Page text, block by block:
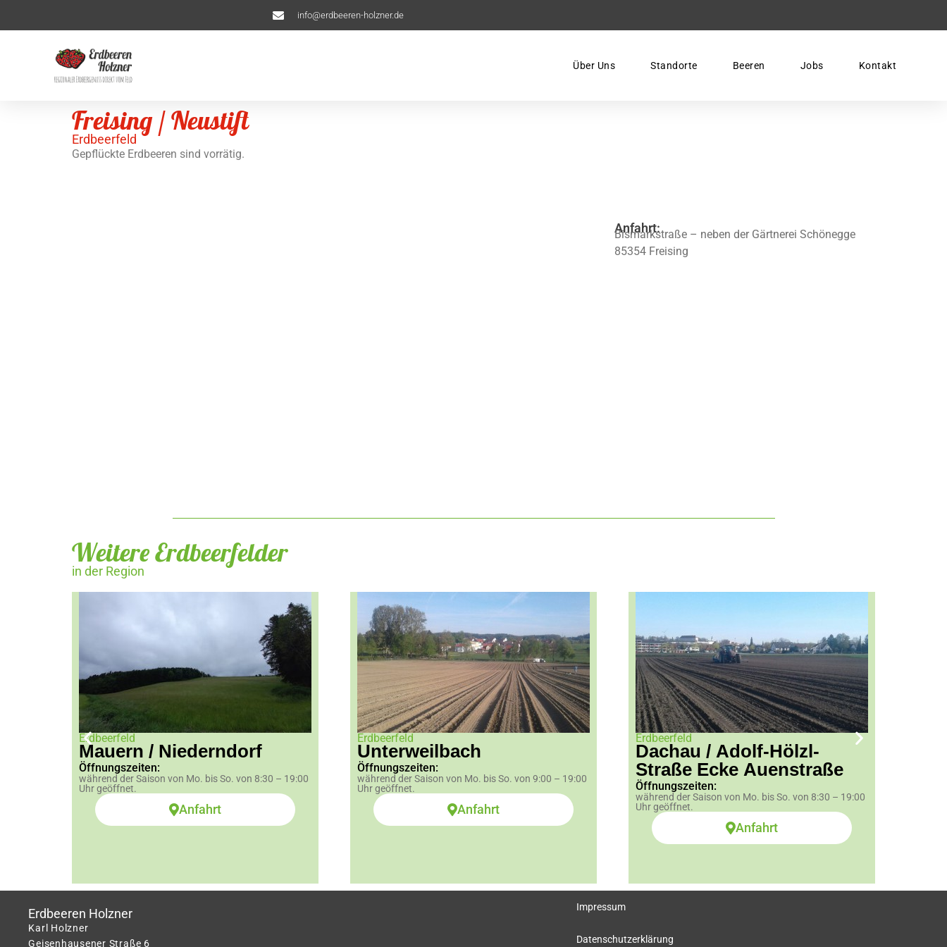
info@erdbeeren-holzner.de
Über Uns Standorte Beeren Jobs Kontakt
Freising / Neustift
Erdbeerfeld
Gepflückte Erdbeeren sind vorrätig.
Anfahrt:
Bismarkstraße – neben der Gärtnerei Schönegge
85354 Freising
Weitere Erdbeerfelder
in der Region
Erdbeerfeld
Mauern / Niederndorf
Öffnungszeiten:
während der Saison von Mo. bis So. von 8:30 – 19:00
Uhr geöffnet.
Anfahrt
Erdbeerfeld
Unterweilbach
Öffnungszeiten:
während der Saison von Mo. bis So. von 9:00 – 19:00
Uhr geöffnet.
Anfahrt
Erdbeerfeld
Dachau / Adolf-Hölzl-
Straße Ecke Auenstraße
Öffnungszeiten:
während der Saison von Mo. bis So. von 8:30 – 19:00
Uhr geöffnet.
Anfahrt
Erdbeeren Holzner
Karl Holzner
Geisenhausener Straße 6
Impressum
Datenschutzerklärung